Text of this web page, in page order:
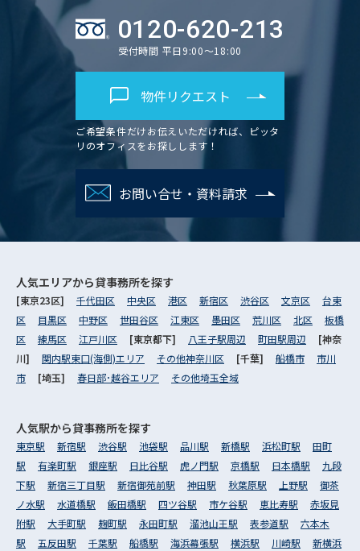
0120-620-213
受付時間 平日9:00～18:00
物件リクエスト
ご希望条件だけお伝えいただければ、ピッタ
リのオフィスをお探しします！
お問い合せ・資料請求
人気エリアから貸事務所を探す
[東京23区] 千代田区 中央区 港区 新宿区 渋谷区 文京区
台東
区
目黒区 中野区 世田谷区 江東区 墨田区 荒川区 北区
板橋
区
練馬区 江戸川区 [東京都下] 八王子駅周辺 町田駅周辺
[神奈
川] 関内駅東口(海側)エリア その他神奈川区 [千葉] 船橋市
市川
市
[埼玉] 春日部･越谷エリア その他埼玉全域
人気駅から貸事務所を探す
東京駅 新宿駅 渋谷駅 池袋駅 品川駅 新橋駅 浜松町駅
田町
駅
有楽町駅 銀座駅 日比谷駅 虎ノ門駅 京橋駅 日本橋駅
九段
下駅
新宿三丁目駅 新宿御苑前駅 神田駅 秋葉原駅 上野駅
御茶
ノ水駅
水道橋駅 飯田橋駅 四ツ谷駅 市ケ谷駅 恵比寿駅
赤坂見
附駅
大手町駅 麹町駅 永田町駅 溜池山王駅 表参道駅
六本木
駅
五反田駅 千葉駅 船橋駅 海浜幕張駅 横浜駅 川崎駅 新横浜